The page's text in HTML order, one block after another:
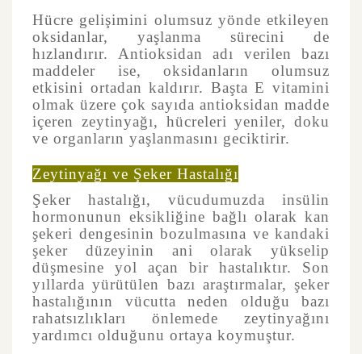
Hücre gelişimini olumsuz yönde etkileyen
oksidanlar, yaşlanma sürecini de
hızlandırır. Antioksidan adı verilen bazı
maddeler ise, oksidanların olumsuz
etkisini ortadan kaldırır. Başta E vitamini
olmak üzere çok sayıda antioksidan madde
içeren zeytinyağı, hücreleri yeniler, doku
ve organların yaşlanmasını geciktirir.
Zeytinyağı ve Şeker Hastalığı
Şeker hastalığı, vücudumuzda insülin
hormonunun eksikliğine bağlı olarak kan
şekeri dengesinin bozulmasına ve kandaki
şeker düzeyinin ani olarak yükselip
düşmesine yol açan bir hastalıktır. Son
yıllarda yürütülen bazı araştırmalar, şeker
hastalığının vücutta neden olduğu bazı
rahatsızlıkları önlemede zeytinyağını
yardımcı olduğunu ortaya koymuştur.